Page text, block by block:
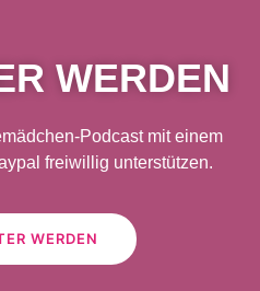
WERDEN
Podcast mit einem
freiwillig unterstützen.
WERDEN